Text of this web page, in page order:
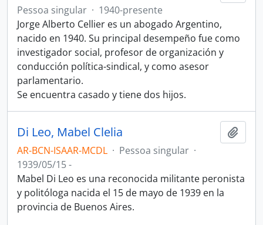
Pessoa singular · 1940-presente
Jorge Alberto Cellier es un abogado Argentino,
nacido en 1940. Su principal desempeño fue como
investigador social, profesor de organización y
conducción política-sindical, y como asesor
parlamentario.
Se encuentra casado y tiene dos hijos.
Di Leo, Mabel Clelia
AR-BCN-ISAAR-MCDL · Pessoa singular ·
1939/05/15 -
Mabel Di Leo es una reconocida militante peronista
y politóloga nacida el 15 de mayo de 1939 en la
provincia de Buenos Aires.